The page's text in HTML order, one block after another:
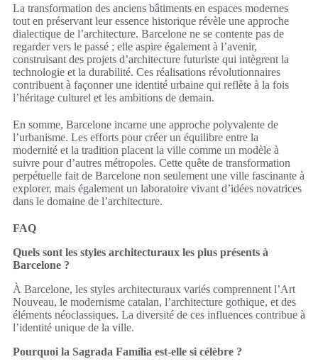
La transformation des anciens bâtiments en espaces modernes
tout en préservant leur essence historique révèle une approche
dialectique de l’architecture. Barcelone ne se contente pas de
regarder vers le passé ; elle aspire également à l’avenir,
construisant des projets d’architecture futuriste qui intègrent la
technologie et la durabilité. Ces réalisations révolutionnaires
contribuent à façonner une identité urbaine qui reflète à la fois
l’héritage culturel et les ambitions de demain.
En somme, Barcelone incarne une approche polyvalente de
l’urbanisme. Les efforts pour créer un équilibre entre la
modernité et la tradition placent la ville comme un modèle à
suivre pour d’autres métropoles. Cette quête de transformation
perpétuelle fait de Barcelone non seulement une ville fascinante à
explorer, mais également un laboratoire vivant d’idées novatrices
dans le domaine de l’architecture.
FAQ
Quels sont les styles architecturaux les plus présents à
Barcelone ?
À Barcelone, les styles architecturaux variés comprennent l’Art
Nouveau, le modernisme catalan, l’architecture gothique, et des
éléments néoclassiques. La diversité de ces influences contribue à
l’identité unique de la ville.
Pourquoi la Sagrada Família est-elle si célèbre ?